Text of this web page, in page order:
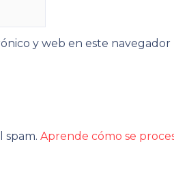
y web en este navegador
spam. Aprende cómo se